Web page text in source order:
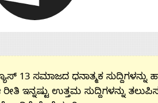
13 ಸಮಾಜದ ಧನಾತ್ಮಕ ಸುದ್ದಿಗಳನ್ನು
ಇನ್ನಷ್ಟು ಉತ್ತಮ ಸುದ್ದಿಗಳನ್ನು